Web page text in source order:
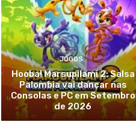
JOGOS
Hooba! Marsupilami 2: Salsa
Palombia vai dançar nas
Consolas e PC em Setembro
de 2026